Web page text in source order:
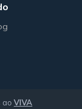
ao VIVA